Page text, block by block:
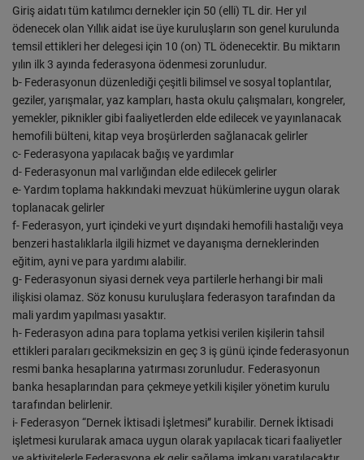
Giriş aidatı tüm katılımcı dernekler için 50 (elli) TL dir. Her yıl
ödenecek olan Yıllık aidat ise üye kuruluşların son genel kurulunda
temsil ettikleri her delegesi için 10 (on) TL ödenecektir. Bu miktarın
yılın ilk 3 ayında federasyona ödenmesi zorunludur.
b- Federasyonun düzenlediği çeşitli bilimsel ve sosyal toplantılar,
geziler, yarışmalar, yaz kampları, hasta okulu çalışmaları, kongreler,
yemekler, piknikler gibi faaliyetlerden elde edilecek ve yayınlanacak
hemofili bülteni, kitap veya broşürlerden sağlanacak gelirler
c- Federasyona yapılacak bağış ve yardımlar
d- Federasyonun mal varlığından elde edilecek gelirler
e- Yardım toplama hakkındaki mevzuat hükümlerine uygun olarak
toplanacak gelirler
f- Federasyon, yurt içindeki ve yurt dışındaki hemofili hastalığı veya
benzeri hastalıklarla ilgili hizmet ve dayanışma derneklerinden
eğitim, ayni ve para yardımı alabilir.
g- Federasyonun siyasi dernek veya partilerle herhangi bir mali
ilişkisi olamaz. Söz konusu kuruluşlara federasyon tarafından da
mali yardım yapılması yasaktır.
h- Federasyon adına para toplama yetkisi verilen kişilerin tahsil
ettikleri paraları gecikmeksizin en geç 3 iş günü içinde federasyonun
resmi banka hesaplarına yatırması zorunludur. Federasyonun
banka hesaplarından para çekmeye yetkili kişiler yönetim kurulu
tarafından belirlenir.
i- Federasyon “Dernek İktisadi İşletmesi” kurabilir. Dernek İktisadi
işletmesi kurularak amaca uygun olarak yapılacak ticari faaliyetler